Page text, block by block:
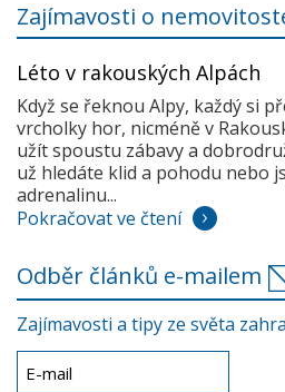
Zajímavosti o
Léto v rakouských Alpách
Když se řeknou Alpy, každý si
vrcholky hor, nicméně v
užít spoustu zábavy a
už hledáte klid a pohodu nebo
adrenalinu...
Pokračovat ve čtení
Odběr článků e-mailem
Zajímavosti a tipy ze světa